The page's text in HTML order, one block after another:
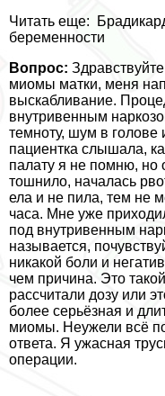
Читать еще:
беременности
Вопрос:
миомы матки, меня
выскабливание.
внутривенным
темноту, шум в
пациентка слышала,
палату я не помню, но
тошнило, началась
ела и не пила, тем не
часа. Мне уже
под внутривенным
называется,
никакой боли и
чем причина. Это
рассчитали дозу или
более серьёзная и
миомы. Неужели всё
ответа. Я ужасная
операции.